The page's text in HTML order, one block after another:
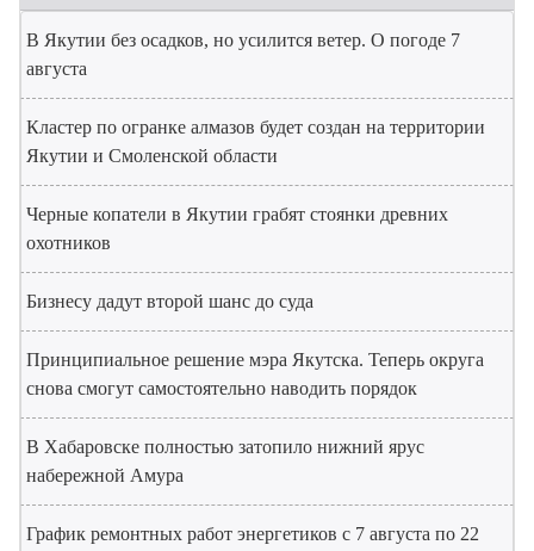
В Якутии без осадков, но усилится ветер. О погоде 7
августа
Кластер по огранке алмазов будет создан на территории
Якутии и Смоленской области
Черные копатели в Якутии грабят стоянки древних
охотников
Бизнесу дадут второй шанс до суда
Принципиальное решение мэра Якутска. Теперь округа
снова смогут самостоятельно наводить порядок
В Хабаровске полностью затопило нижний ярус
набережной Амура
График ремонтных работ энергетиков с 7 августа по 22